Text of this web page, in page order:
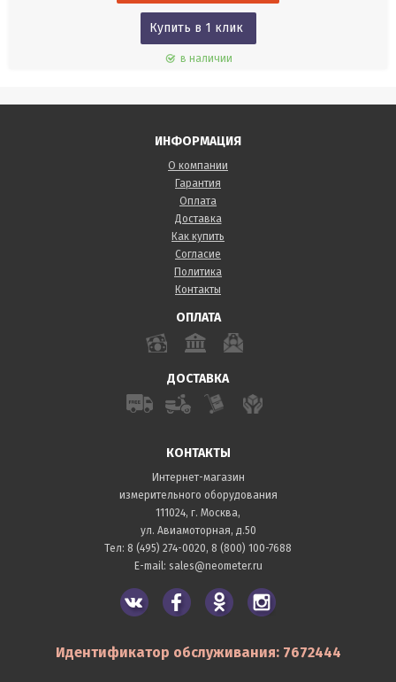
Купить в 1 клик
в наличии
ИНФОРМАЦИЯ
О компании
Гарантия
Оплата
Доставка
Как купить
Согласие
Политика
Контакты
ОПЛАТА
ДОСТАВКА
КОНТАКТЫ
Интернет-магазин
измерительного оборудования
111024, г. Москва,
ул. Авиамоторная, д.50
Тел: 8 (495) 274-0020, 8 (800) 100-7688
E-mail: sales@neometer.ru
Идентификатор обслуживания: 7672444